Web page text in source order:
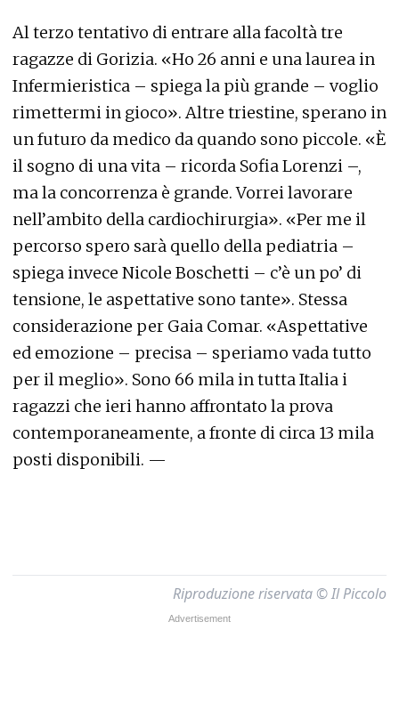
Al terzo tentativo di entrare alla facoltà tre
ragazze di Gorizia. «Ho 26 anni e una laurea in
Infermieristica – spiega la più grande – voglio
rimettermi in gioco». Altre triestine, sperano in
un futuro da medico da quando sono piccole. «È
il sogno di una vita – ricorda Sofia Lorenzi –,
ma la concorrenza è grande. Vorrei lavorare
nell’ambito della cardiochirurgia». «Per me il
percorso spero sarà quello della pediatria –
spiega invece Nicole Boschetti – c’è un po’ di
tensione, le aspettative sono tante». Stessa
considerazione per Gaia Comar. «Aspettative
ed emozione – precisa – speriamo vada tutto
per il meglio». Sono 66 mila in tutta Italia i
ragazzi che ieri hanno affrontato la prova
contemporaneamente, a fronte di circa 13 mila
posti disponibili. —
Riproduzione riservata © Il Piccolo